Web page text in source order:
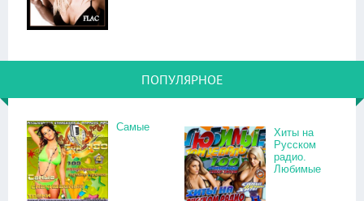
ПОПУЛЯРНОЕ
Самые
Хиты на
Русском
радио.
Любимые